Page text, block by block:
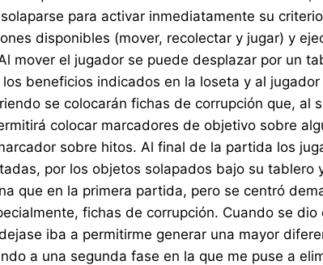
para activar inmediatamente su
disponibles (mover, recolectar y jugar) y
el jugador se puede desplazar por un
beneficios indicados en la loseta y al
se colocarán fichas de corrupción que, al
colocar marcadores de objetivo sobre
sobre hitos. Al final de la partida los
por los objetos solapados bajo su tablero
que en la primera partida, pero se centró
fichas de corrupción. Cuando se
iba a permitirme generar una mayor
a una segunda fase en la que me puse a